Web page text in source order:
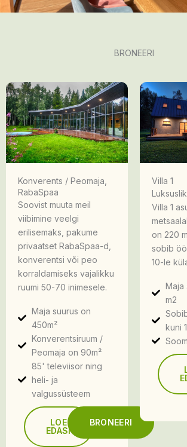
BRONEERI
Konverents / Peomaja,
RabaSpaa
Soovist muuta meil
viibimine veelgi
erilisemaks, pakume
privaatset RabaSpaa-d,
konverentsi või peo
korraldamiseks vajalikku
ruumi 50-70 inimesele.
Maja suurus on
450m²
Konverentsiruum /
Peomaja on 90m²
85' televiisor ning
heli- ja
valgussüsteem
LOE
EDASI
BRONEERI
Villa 1
Villa 1
on 220
sobib
10-le
Maja
m2
kuni